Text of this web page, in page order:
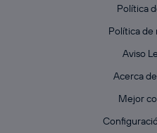
Política
Política de
Aviso
Acerca
Mejor